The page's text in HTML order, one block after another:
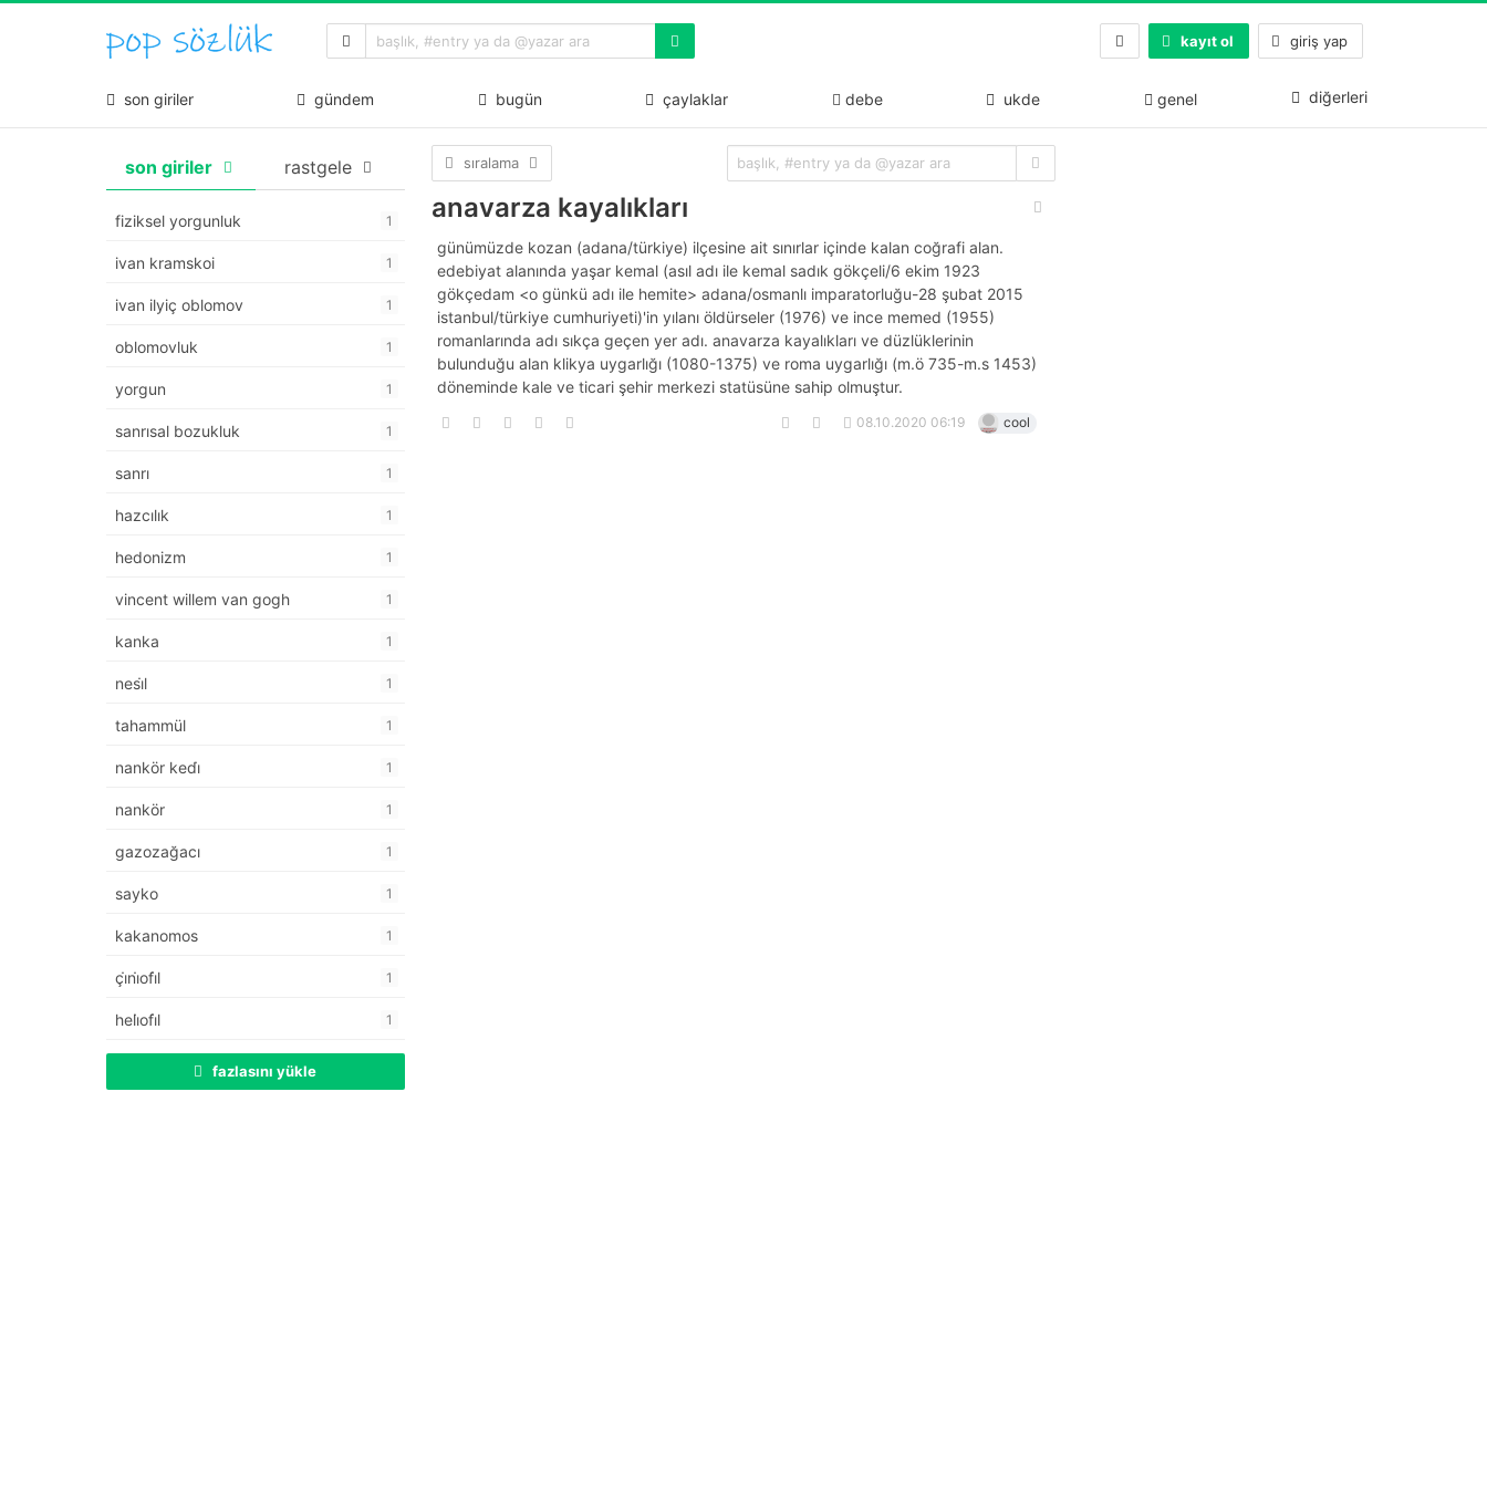
kayıt ol giriş yap
son giriler gündem bugün çaylaklar debe ukde genel diğerleri
son giriler rastgele
fiziksel yorgunluk 1
ivan kramskoi 1
ivan ilyiç oblomov 1
oblomovluk 1
yorgun 1
sanrısal bozukluk 1
sanrı 1
hazcılık 1
hedonizm 1
vincent willem van gogh 1
kanka 1
nesi̇l 1
tahammül 1
nankör kedi̇ 1
nankör 1
gazozağacı 1
sayko 1
kakanomos 1
çi̇ni̇ofi̇l 1
heli̇ofi̇l 1
fazlasını yükle
sıralama
anavarza kayalıkları
günümüzde kozan (adana/türkiye) ilçesine ait sınırlar içinde kalan coğrafi alan.
edebiyat alanında yaşar kemal (asıl adı ile kemal sadık gökçeli/6 ekim 1923
gökçedam <o günkü adı ile hemite> adana/osmanlı imparatorluğu-28 şubat 2015
istanbul/türkiye cumhuriyeti)'in yılanı öldürseler (1976) ve ince memed (1955)
romanlarında adı sıkça geçen yer adı. anavarza kayalıkları ve düzlüklerinin
bulunduğu alan klikya uygarlığı (1080-1375) ve roma uygarlığı (m.ö 735-m.s 1453)
döneminde kale ve ticari şehir merkezi statüsüne sahip olmuştur.
08.10.2020 06:19 cool